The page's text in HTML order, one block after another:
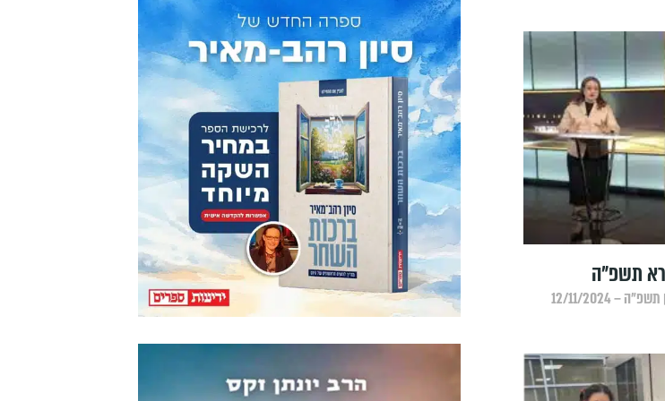
תשפ"ה
12/11/2024